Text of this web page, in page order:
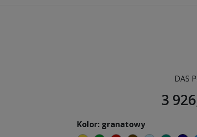
DAS
3
Kolor: granatowy